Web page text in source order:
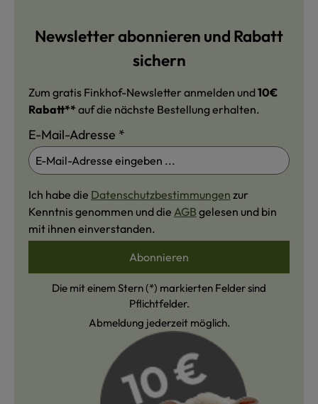
Newsletter abonnieren und Rabatt
sichern
Zum gratis Finkhof-Newsletter anmelden und10€
Rabatt** auf die nächste Bestellung erhalten.
E-Mail-Adresse *
Ich habe die Datenschutzbestimmungen zur
Kenntnis genommen und die AGB gelesen und bin
mit ihnen einverstanden.
Abonnieren
Die mit einem Stern (*) markierten Felder sind
Pflichtfelder.
Abmeldung jederzeit möglich.